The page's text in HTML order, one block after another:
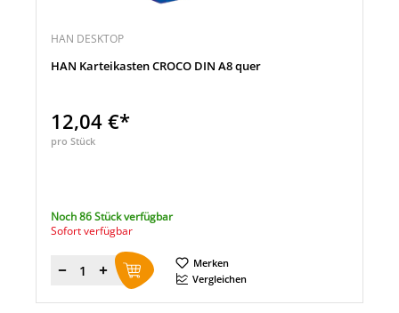
HAN DESKTOP
HAN Karteikasten CROCO DIN A8 quer
12,04 €*
pro Stück
Noch 86 Stück verfügbar
Sofort verfügbar
Menge
Merken
Vergleichen